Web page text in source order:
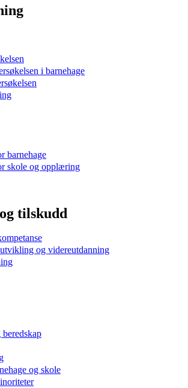
i barnehage
barnehage
skole og opplæring
tilskudd
og videreutdanning
og skole